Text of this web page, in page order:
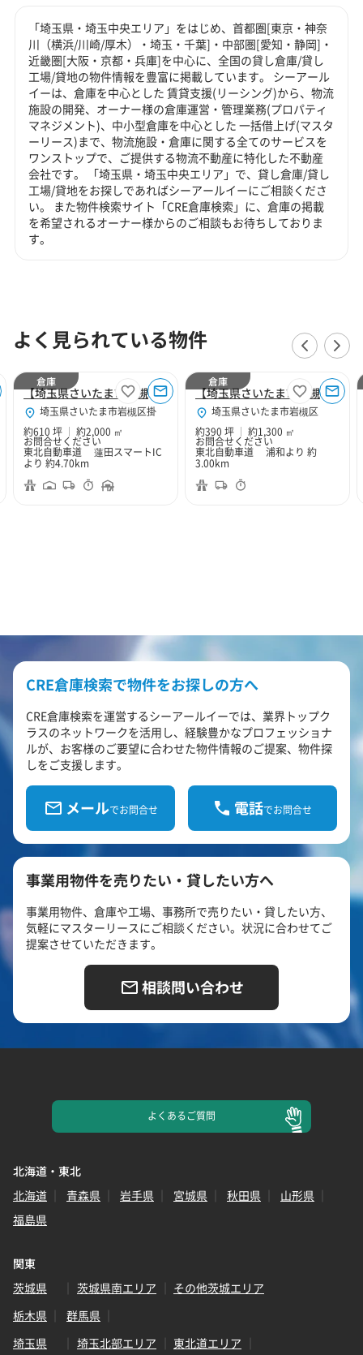
「埼玉県・埼玉中央エリア」をはじめ、首都圏[東京・神奈
川（横浜/川崎/厚木）・埼玉・千葉]・中部圏[愛知・静岡]・
近畿圏[大阪・京都・兵庫]を中心に、全国の貸し倉庫/貸し
工場/貸地の物件情報を豊富に掲載しています。 シーアール
イーは、倉庫を中心とした 賃貸支援(リーシング)から、物流
施設の開発、オーナー様の倉庫運営・管理業務(プロパティ
マネジメント)、中小型倉庫を中心とした 一括借上げ(マスタ
ーリース)まで、物流施設・倉庫に関する全てのサービスを
ワンストップで、ご提供する物流不動産に特化した不動産
会社です。 「埼玉県・埼玉中央エリア」で、貸し倉庫/貸し
工場/貸地をお探しであればシーアールイーにご相談くださ
い。 また物件検索サイト「CRE倉庫検索」に、倉庫の掲載
を希望されるオーナー様からのご相談もお待ちしておりま
す。
よく見られている物件
【埼玉県さいたま市岩槻区】さいたま市岩槻区掛610坪倉庫
埼玉県さいたま市岩槻区掛
約610 坪
約2,000 ㎡
お問合せください
東北自動車道 蓮田スマートIC
より 約4.70km
倉庫
【埼玉県さいたま市岩槻区】さいたま市岩槻区大字釣上390坪倉庫
埼玉県さいたま市岩槻区
約390 坪
約1,300 ㎡
お問合せください
東北自動車道 浦和より 約
3.00km
倉庫
CRE倉庫検索で物件をお探しの方へ
CRE倉庫検索を運営するシーアールイーでは、業界トップク
ラスのネットワークを活用し、経験豊かなプロフェッショナ
ルが、お客様のご要望に合わせた物件情報のご提案、物件探
しをご支援します。
メールでお問合せ 電話でお問合せ
事業用物件を売りたい・貸したい方へ
事業用物件、倉庫や工場、事務所で売りたい・貸したい方、
気軽にマスターリースにご相談ください。状況に合わせてご
提案させていただきます。
相談問い合わせ
よくあるご質問
北海道・東北
北海道
青森県 岩手県 宮城県 秋田県
山形県
福島県
関東
茨城県
茨城県南エリア
その他茨城エリア
栃木県
群馬県
埼玉県
埼玉北部エリア
東北道エリア